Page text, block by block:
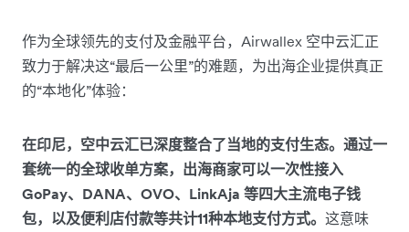
作为全球领先的支付及金融平台，Airwallex 空中云汇正
致力于解决这“最后一公里”的难题，为出海企业提供真正
的“本地化”体验：
在印尼，空中云汇已深度整合了当地的支付生态。通过一
套统一的全球收单方案，出海商家可以一次性接入
GoPay、DANA、OVO、LinkAja 等四大主流电子钱
包，以及便利店付款等共计11种本地支付方式。 这意味